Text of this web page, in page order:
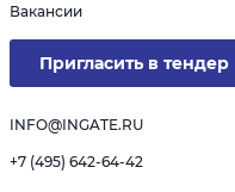
Вакансии
Пригласить в тендер
INFO@INGATE.RU
+7 (495) 642-64-42